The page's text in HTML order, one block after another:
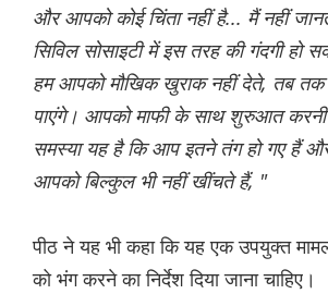
और आपको कोई चिंता नहीं है... मैं नहीं
सिविल सोसाइटी में इस तरह की गंदगी
हम आपको मौखिक खुराक नहीं देते, तब
पाएंगे। आपको माफी के साथ शुरुआत करनी
समस्या यह है कि आप इतने तंग हो गए हैं
आपको बिल्कुल भी नहीं खींचते हैं, "
पीठ ने यह भी कहा कि यह एक उपयुक्त
को भंग करने का निर्देश दिया जाना चाहिए।